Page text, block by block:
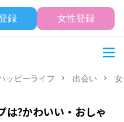
録 女性登録
ッピーライフ 出会い
は?かわいい・おしゃ